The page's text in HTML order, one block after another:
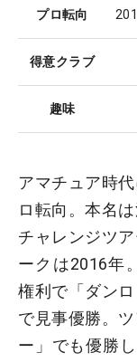
プロ転向
得意クラブ
趣味
アマチュア時
ロ転向。本名
チャレンジツ
ークは2016年
権利で「ダン
で見事優勝。
ー」でも優勝